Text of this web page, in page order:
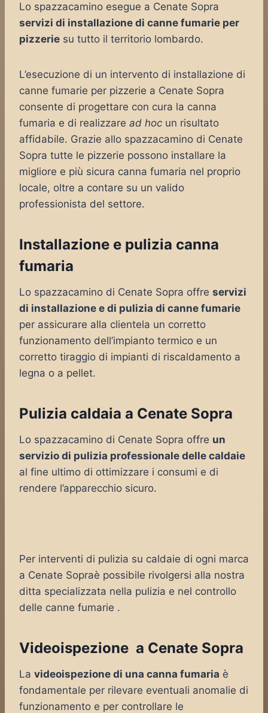
Lo spazzacamino esegue a Cenate Sopra
servizi di installazione di canne fumarie per
pizzerie su tutto il territorio lombardo.
L’esecuzione di un intervento di installazione di
canne fumarie per pizzerie a Cenate Sopra
consente di progettare con cura la canna
fumaria e di realizzare ad hoc un risultato
affidabile. Grazie allo spazzacamino di Cenate
Sopra tutte le pizzerie possono installare la
migliore e più sicura canna fumaria nel proprio
locale, oltre a contare su un valido
professionista del settore.
Installazione e pulizia canna
fumaria
Lo spazzacamino di Cenate Sopra offre servizi
di installazione e di pulizia di canne fumarie
per assicurare alla clientela un corretto
funzionamento dell’impianto termico e un
corretto tiraggio di impianti di riscaldamento a
legna o a pellet.
Pulizia caldaia a Cenate Sopra
Lo spazzacamino di Cenate Sopra offre un
servizio di pulizia professionale delle caldaie
al fine ultimo di ottimizzare i consumi e di
rendere l’apparecchio sicuro.
Per interventi di pulizia su caldaie di ogni marca
a Cenate Sopraè possibile rivolgersi alla nostra
ditta specializzata nella pulizia e nel controllo
delle canne fumarie .
Videoispezione a Cenate Sopra
La videoispezione di una canna fumaria è
fondamentale per rilevare eventuali anomalie di
funzionamento e per controllare le